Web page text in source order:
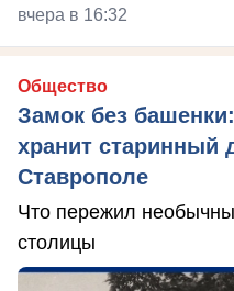
вчера в 16:32
Общество
Замок без
хранит старинный
Ставрополе
Что пережил
столицы